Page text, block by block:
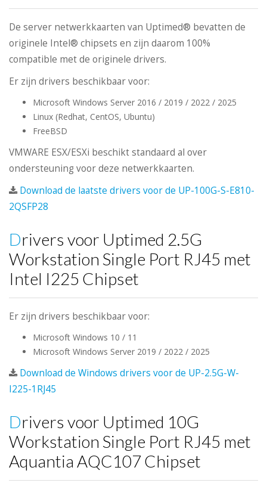
De server netwerkkaarten van Uptimed® bevatten de
originele Intel® chipsets en zijn daarom 100%
compatible met de originele drivers.
Er zijn drivers beschikbaar voor:
Microsoft Windows Server 2016 / 2019 / 2022 / 2025
Linux (Redhat, CentOS, Ubuntu)
FreeBSD
VMWARE ESX/ESXi beschikt standaard al over
ondersteuning voor deze netwerkkaarten.
Download de laatste drivers voor de UP-100G-S-E810-
2QSFP28
Drivers voor Uptimed 2.5G
Workstation Single Port RJ45 met
Intel I225 Chipset
Er zijn drivers beschikbaar voor:
Microsoft Windows 10 / 11
Microsoft Windows Server 2019 / 2022 / 2025
Download de Windows drivers voor de UP-2.5G-W-
I225-1RJ45
Drivers voor Uptimed 10G
Workstation Single Port RJ45 met
Aquantia AQC107 Chipset